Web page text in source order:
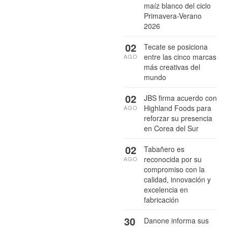
maíz blanco del ciclo
Primavera-Verano
2026
Tecate se posiciona
entre las cinco marcas
más creativas del
mundo
02
AGO
JBS firma acuerdo con
Highland Foods para
reforzar su presencia
en Corea del Sur
02
AGO
Tabañero es
reconocida por su
compromiso con la
calidad, innovación y
excelencia en
fabricación
02
AGO
Danone informa sus
30